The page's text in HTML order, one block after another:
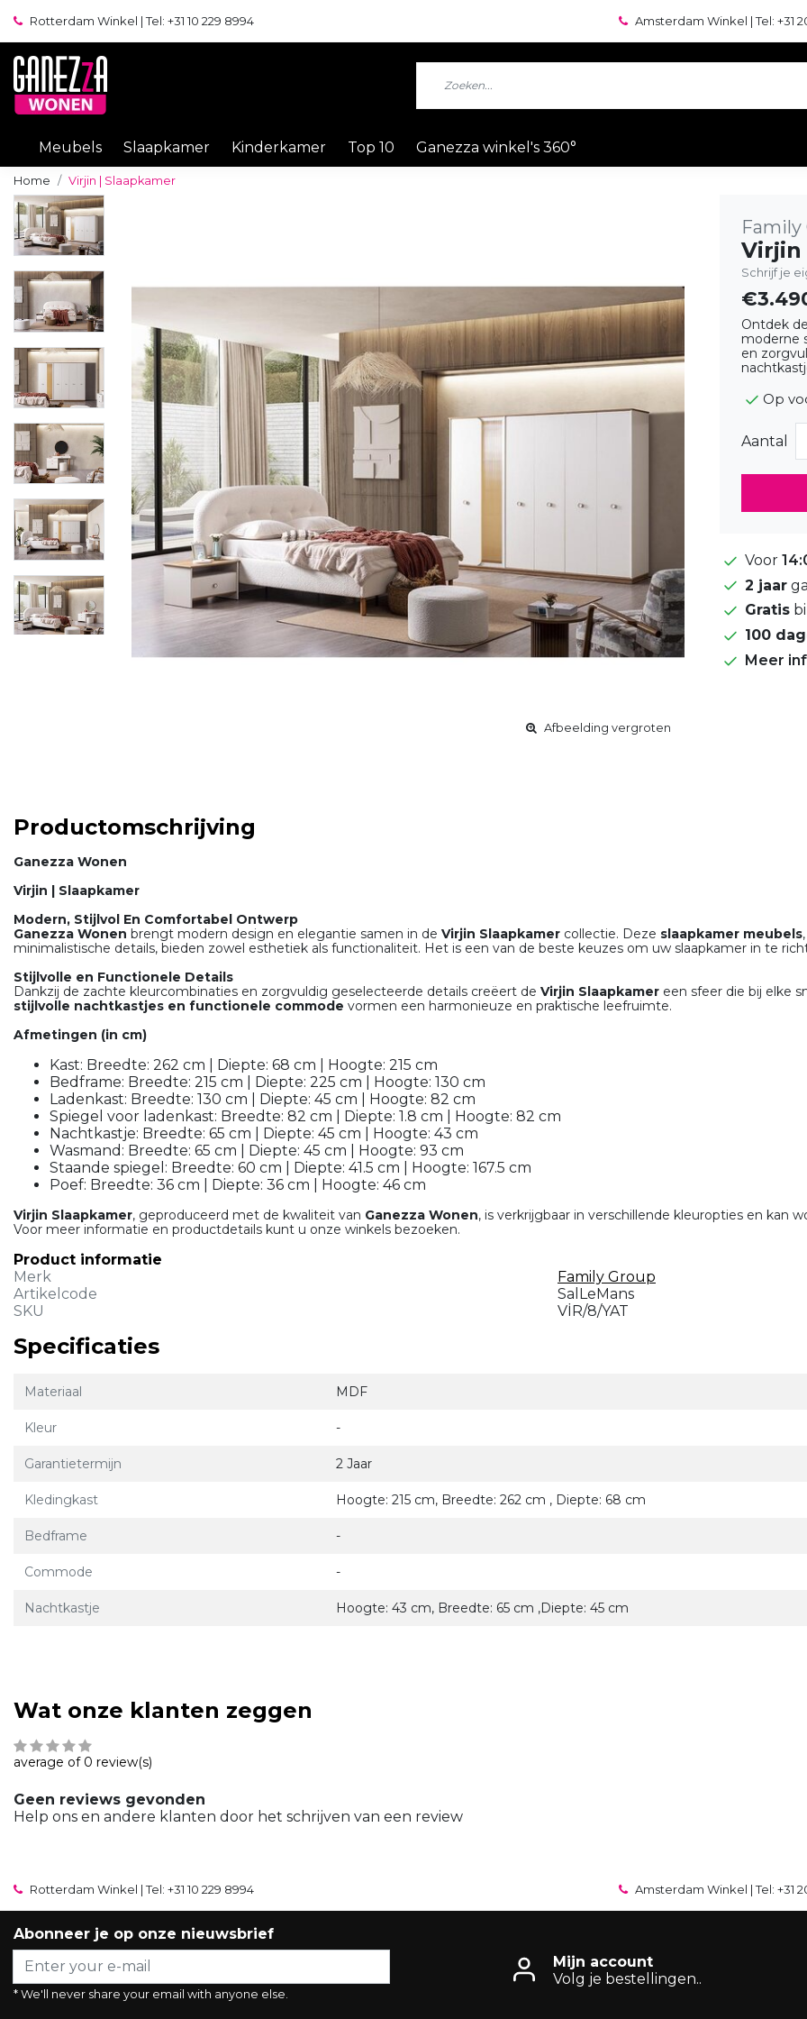
Rotterdam Winkel | Tel: +31 10 229 8994 Amsterdam Winkel | Tel: +31
Meubels Slaapkamer Kinderkamer Top 10 Ganezza winkel's 360°
Home Virjin | Slaapkamer
Afbeelding vergroten
Family
Virjin
Schrijf je
Ontdek
moderne
en
Op
Aantal
Voor
2 jaar
Gratis
100
Meer
Productomschrijving
Ganezza Wonen
Virjin | Slaapkamer
Modern, Stijlvol En Comfortabel Ontwerp
Ganezza Wonen brengt modern design en elegantie samen in de Virjin Slaapkamer collectie. Deze slaapkamer meubels
minimalistische details, bieden zowel esthetiek als functionaliteit. Het is een van de beste keuzes om uw slaapkamer in te
Stijlvolle en Functionele Details
Dankzij de zachte kleurcombinaties en zorgvuldig geselecteerde details creëert de Virjin Slaapkamer een sfeer die bij elke
stijlvolle nachtkastjes en functionele commode vormen een harmonieuze en praktische leefruimte.
Afmetingen (in cm)
Kast: Breedte: 262 cm | Diepte: 68 cm | Hoogte: 215 cm
Bedframe: Breedte: 215 cm | Diepte: 225 cm | Hoogte: 130 cm
Ladenkast: Breedte: 130 cm | Diepte: 45 cm | Hoogte: 82 cm
Spiegel voor ladenkast: Breedte: 82 cm | Diepte: 1.8 cm | Hoogte: 82 cm
Nachtkastje: Breedte: 65 cm | Diepte: 45 cm | Hoogte: 43 cm
Wasmand: Breedte: 65 cm | Diepte: 45 cm | Hoogte: 93 cm
Staande spiegel: Breedte: 60 cm | Diepte: 41.5 cm | Hoogte: 167.5 cm
Poef: Breedte: 36 cm | Diepte: 36 cm | Hoogte: 46 cm
Virjin Slaapkamer, geproduceerd met de kwaliteit van Ganezza Wonen, is verkrijgbaar in verschillende kleuropties en kan
Voor meer informatie en productdetails kunt u onze winkels bezoeken.
Product informatie
Merk
Family Group
Artikelcode
SalLeMans
SKU
VİR/8/YAT
Specificaties
Materiaal MDF
Kleur -
Garantietermijn 2 Jaar
Kledingkast Hoogte: 215 cm, Breedte: 262 cm , Diepte: 68 cm
Bedframe -
Commode -
Nachtkastje Hoogte: 43 cm, Breedte: 65 cm ,Diepte: 45 cm
Wat onze klanten zeggen
average of 0 review(s)
Geen reviews gevonden
Help ons en andere klanten door het schrijven van een review
Rotterdam Winkel | Tel: +31 10 229 8994 Amsterdam Winkel | Tel: +31
Abonneer je op onze nieuwsbrief
* We'll never share your email with anyone else.
Mijn account
Volg je bestellingen..